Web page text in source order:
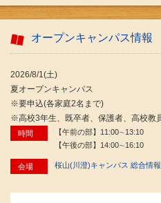
オープンキャンパス情報
2026/8/1(土)
夏オープンキャンパス
※要申込(各家庭2名まで)
※高校3年生、既卒者、保護者、高校教
時間
【午前の部】11:00∼13:10
【午後の部】14:00∼16:10
会場 桜山(川澄)キャンパス 総合情